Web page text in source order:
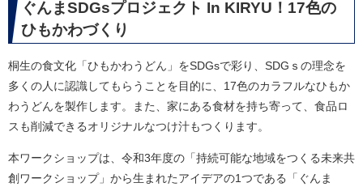
ぐんまSDGsプロジェクト In KIRYU！17色の
ひもかわづくり
桐生の食文化「ひもかわうどん」をSDGsで彩り、SDGｓの理念を
多くの人に認識してもらうことを目的に、17色のカラフルなひもか
わうどんを製作します。また、家にある食材を持ち寄って、食品ロ
スも削減できるオリジナルなつけ汁もつくります。
本ワークショップは、令和3年度の「持続可能な地域をつくる未来共
創ワークショップ」から生まれたアイデアの1つである「ぐんま